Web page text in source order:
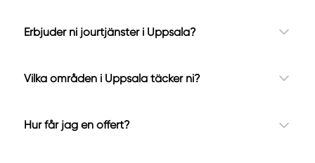
Erbjuder ni jourtjänster i Uppsala?
Vilka områden i Uppsala täcker ni?
Hur får jag en offert?